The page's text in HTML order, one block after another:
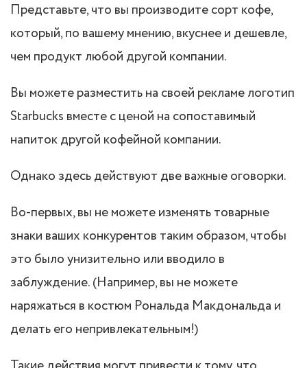
Представьте, что вы производите сорт кофе,
который, по вашему мнению, вкуснее и дешевле,
чем продукт любой другой компании.
Вы можете разместить на своей рекламе логотип
Starbucks вместе с ценой на сопоставимый
напиток другой кофейной компании.
Однако здесь действуют две важные оговорки.
Во-первых, вы не можете изменять товарные
знаки ваших конкурентов таким образом, чтобы
это было унизительно или вводило в
заблуждение. (Например, вы не можете
наряжаться в костюм Рональда Макдональда и
делать его непривлекательным!)